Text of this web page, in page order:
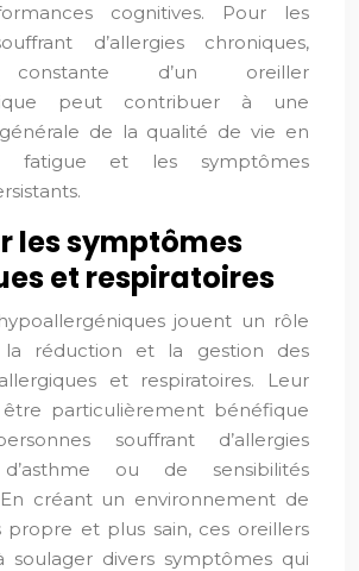
cognitives. Pour les
d’allergies chroniques,
constante d’un oreiller
peut contribuer à une
de la qualité de vie en
fatigue et les symptômes
les symptômes
et respiratoires
jouent un rôle
la réduction et la gestion des
et respiratoires. Leur
particulièrement bénéfique
souffrant d’allergies
d’asthme ou de sensibilités
En créant un environnement de
propre et plus sain, ces oreillers
soulager divers symptômes qui